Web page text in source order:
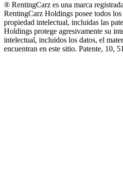
® RentingCarz es una marca
RentingCarz Holdings posee todos
propiedad intelectual, incluidas las
Holdings protege agresivamente su
intelectual, incluidos los datos, el
encuentran en este sitio. Patente, 10,